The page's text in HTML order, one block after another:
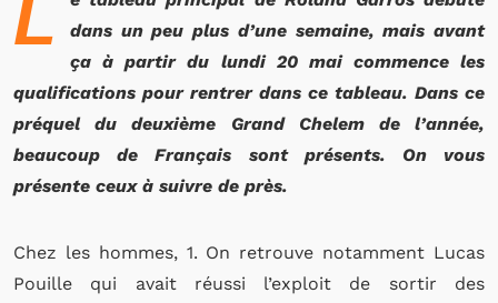
L
dans un peu plus d’une semaine, mais avant
ça à partir du lundi 20 mai commence les
qualifications pour rentrer dans ce tableau. Dans ce
préquel du deuxième Grand Chelem de l’année,
beaucoup de Français sont présents. On vous
présente ceux à suivre de près.
Chez les hommes, 1. On retrouve notamment Lucas
Pouille qui avait réussi l’exploit de sortir des